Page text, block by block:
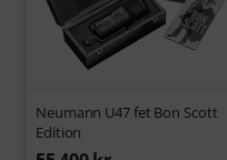
Neumann U47 fet Bon Scott
Edition